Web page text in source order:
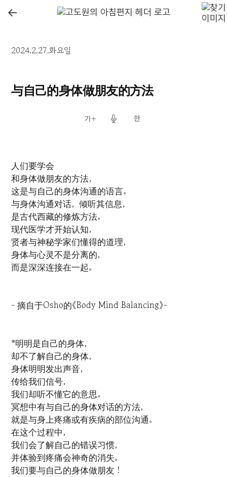
←
2024.2.27.화요일
与自己的身体做朋友的方法
人们要学会
和身体做朋友的方法，
这是与自己的身体沟通的语言。
与身体沟通对话，倾听其信息，
是古代西藏的修炼方法。
现代医学才开始认知，
贤者与神秘学家们懂得的道理，
身体与心灵不是分离的，
而是深深连接在一起。
- 摘自于Osho的《Body Mind Balancing》-
*明明是自己的身体，
却不了解自己的身体，
身体明明发出声音，
传给我们信号，
我们却听不懂它的意思。
冥想中有与自己的身体对话的方法，
就是与身上疼痛或有疾病的部位沟通。
在这个过程中，
我们会了解自己的错误习惯，
并体验到疼痛会神奇的消失。
我们要与自己的身体做朋友！